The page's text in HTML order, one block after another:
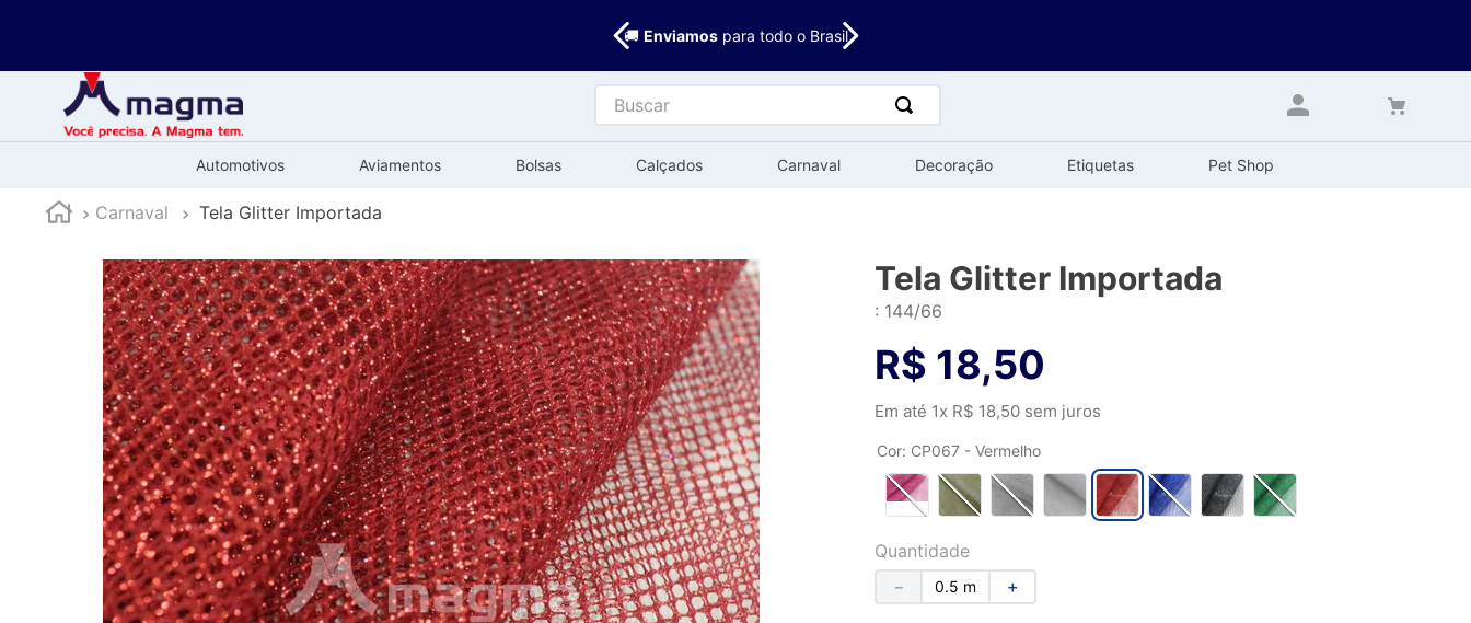
🚚 Enviamospara todo o Brasil
Buscar
Automotivos Aviamentos Bolsas Calçados Carnaval Decoração Etiquetas Pet Shop
Carnaval Tela Glitter Importada
Tela Glitter Importada
: 144/66
R$ 18,50
Em até 1x R$ 18,50sem juros
Cor: CP067 - Vermelho
Quantidade
＋
－